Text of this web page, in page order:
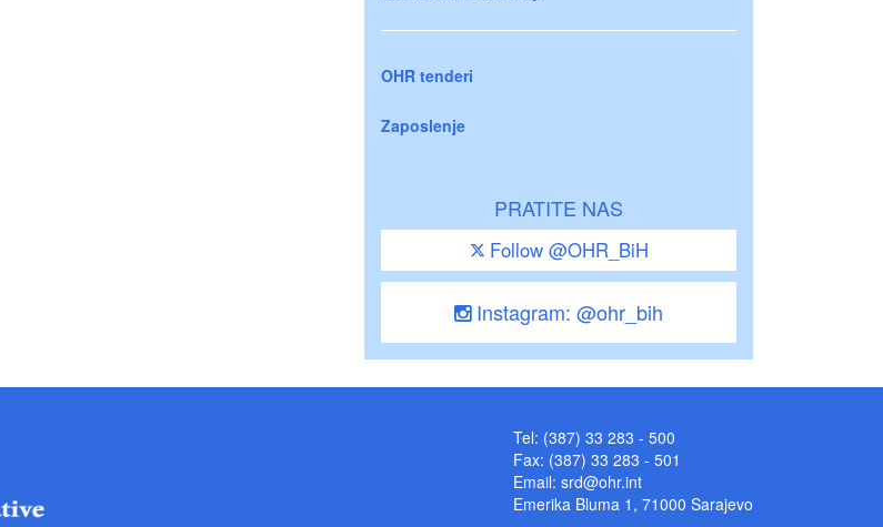
OHR tenderi
Zaposlenje
PRATITE NAS
Follow @OHR_BiH
Instagram: @ohr_bih
Tel: (387) 33 283 - 500
Fax: (387) 33 283 - 501
Email: srd@ohr.int
Emerika Bluma 1, 71000 Sarajevo